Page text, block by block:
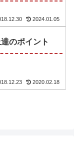
2024.01.05
のポイント
2020.02.18